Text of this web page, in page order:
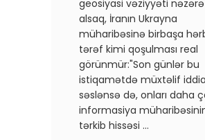
geosiyasi vəziyyəti nəzərə
alsaq, İranın Ukrayna
müharibəsinə birbaşa
tərəf kimi qoşulması real
görünmür:"Son günlər bu
istiqamətdə müxtəlif
səslənsə də, onları daha
informasiya
tərkib hissəsi